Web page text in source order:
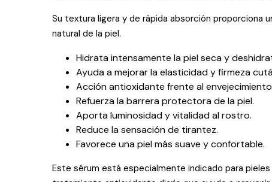
Su textura ligera y de rápida absorción proporciona
natural de la piel.
Hidrata intensamente la piel seca y
Ayuda a mejorar la elasticidad y firmeza
Acción antioxidante frente al
Refuerza la barrera protectora de la piel.
Aporta luminosidad y vitalidad al rostro.
Reduce la sensación de tirantez.
Favorece una piel más suave y confortable.
Este sérum está especialmente indicado para